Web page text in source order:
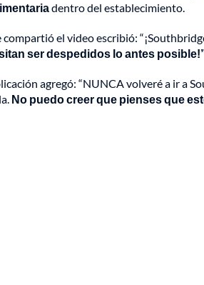
dentro del establecimiento.
compartió el video escribió:
ser despedidos lo antes
agregó: “NUNCA volveré a ir a
No puedo creer que pienses que